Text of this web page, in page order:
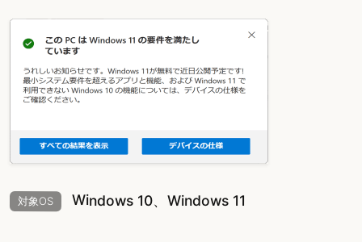
対象OS Windows 10、Windows 11